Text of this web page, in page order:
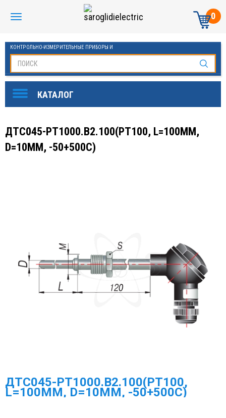
0
КОНТРОЛЬНО-ИЗМЕРИТЕЛЬНЫЕ ПРИБОРЫ И
ДТС045-PT1000.В2.100(PT100, L=100ММ,
D=10ММ, -50+500С)
ДТС045-PT1000.В2.100(PT100,
L=100ММ, D=10ММ, -50+500С)